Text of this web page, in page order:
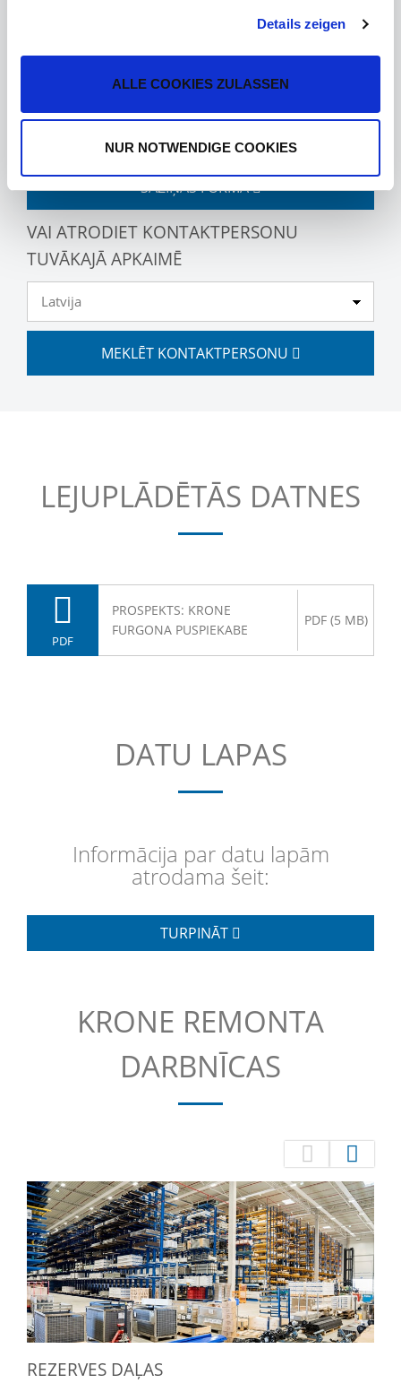
Details zeigen
ALLE COOKIES ZULASSEN
NUR NOTWENDIGE COOKIES
VAI JUMS IR JAUTĀJUMI?
LŪDZU, IZMANTOJIET SAZIŅAS FORMU
SAZIŅAS FORMA
VAI ATRODIET KONTAKTPERSONU
TUVĀKAJĀ APKAIMĒ
MEKLĒT KONTAKTPERSONU
LEJUPLĀDĒTĀS DATNES
PDF
PROSPEKTS: KRONE
FURGONA PUSPIEKABE
PDF (5 MB)
DATU LAPAS
Informācija par datu lapām
atrodama šeit:
TURPINĀT
KRONE REMONTA
DARBNĪCAS
REZERVES DAĻAS